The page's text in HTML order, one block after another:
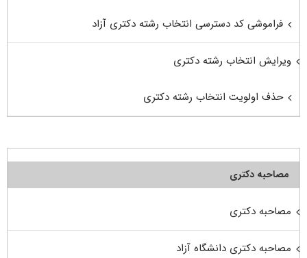
فراموشی کد دسترسی انتخاب رشته دکتری آزاد
ویرایش انتخاب رشته دکتری
حذف اولویت انتخاب رشته دکتری
مصاحبه دکتری
مصاحبه دکتری
مصاحبه دکتری دانشگاه آزاد